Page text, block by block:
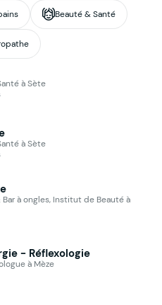
Beauté & Santé
à Sète
à Sète
à ongles, Institut de Beauté à
- Réflexologie
à Mèze